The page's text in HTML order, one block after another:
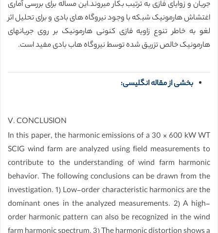
جریان و زوایای فازی به ترتیب بکار میروند.این مساله برای بررسی آماری
اغتشاش هارمونیک شبکه با وجود نیروگاه های بادی و برای تحلیل اثر
لغو به خاطر تنوع زاویه فازی کنونی هارمونیک بر روی جریانهای
هارمونیک خالص تزریق شده توسط نیروگاه هاب بادی مفید است.
بخشی از مقاله انگلیسی:
V. CONCLUSION
In this paper, the harmonic emissions of a 30 × 600 kW WT
SCIG wind farm are analyzed using field measurements to
contribute to the understanding of wind farm harmonic
behavior. The following conclusions can be drawn from the
investigation. 1) Low-order characteristic harmonics are the
dominant ones in the analyzed measurements. 2) A high-
order harmonic pattern can also be recognized in the wind